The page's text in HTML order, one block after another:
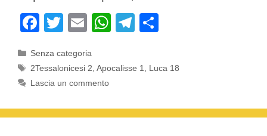
F
c
e
o
T
tt
er
E
ail
W
at
p
T
e
m di
Categorie
Senza categoria
Tag
2Tessalonicesi 2 ,Apocalisse 1
Luca 18
Lascia un commento